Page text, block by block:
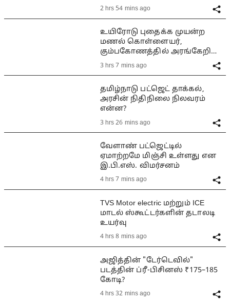
2 hrs 54 mins ago
உயிரோடு புதைக்க முயன்ற
மணல் கொள்ளையர்,
கும்பகோணத்தில் அரங்கேறிய
பயங்கரம்
3 hrs 7 mins ago
தமிழ்நாடு பட்ஜெட் தாக்கல்,
அரசின் நிதிநிலை நிலவரம்
என்ன?
3 hrs 26 mins ago
வேளாண் பட்ஜெட்டில்
ஏமாற்றமே மிஞ்சி உள்ளது என
இ.பி.எஸ். விமர்சனம்
4 hrs 7 mins ago
TVS Motor electric மற்றும் ICE
மாடல் ஸ்கூட்டர்களின் தடாலடி
உயர்வு
4 hrs 8 mins ago
அஜித்தின் "டேர்டெவில்"
படத்தின் ப்ரீ-பிசினஸ் ₹175–185
கோடி?
4 hrs 32 mins ago